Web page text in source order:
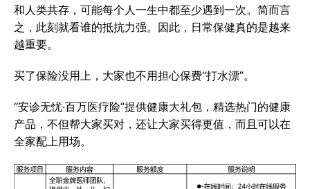
和人类共存，可能每个人一生中都至少遇到一次。简而言
之，此刻就看谁的抵抗力强。因此，日常保健真的是越来
越重要。
买了保险没用上，大家也不用担心保费“打水漂”。
“安诊无忧·百万医疗险”提供健康大礼包，精选热门的健康
产品，不但帮大家买对，还让大家买得更值，而且可以在
全家配上用场。